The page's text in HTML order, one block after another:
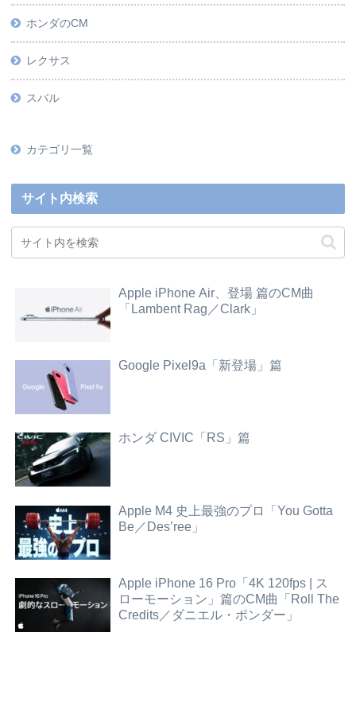
ホンダのCM
レクサス
スバル
カテゴリ一覧
サイト内検索
Apple iPhone Air、登場 篇のCM曲
「Lambent Rag／Clark」
Google Pixel9a「新登場」篇
ホンダ CIVIC「RS」篇
Apple M4 史上最強のプロ「You Gotta
Be／Des’ree」
Apple iPhone 16 Pro「4K 120fps | ス
ローモーション」篇のCM曲「Roll The
Credits／ダニエル・ポンダー」